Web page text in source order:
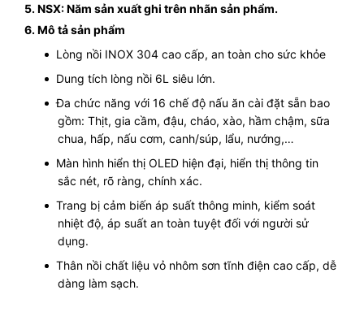
5. NSX: Năm sản xuất ghi trên nhãn sản phẩm.
6. Mô tả sản phẩm
Lòng nồi INOX 304 cao cấp, an toàn cho sức khỏe
Dung tích lòng nồi 6L siêu lớn.
Đa chức năng với 16 chế độ nấu ăn cài đặt sẵn bao
gồm: Thịt, gia cầm, đậu, cháo, xào, hầm chậm, sữa
chua, hấp, nấu cơm, canh/súp, lẩu, nướng,…
Màn hình hiển thị OLED hiện đại, hiển thị thông tin
sắc nét, rõ ràng, chính xác.
Trang bị cảm biến áp suất thông minh, kiểm soát
nhiệt độ, áp suất an toàn tuyệt đối với người sử
dụng.
Thân nồi chất liệu vỏ nhôm sơn tĩnh điện cao cấp, dễ
dàng làm sạch.